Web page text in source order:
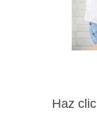
Haz clic